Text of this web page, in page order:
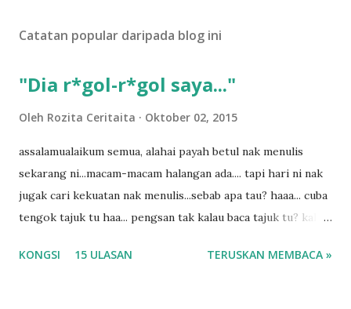
lCatatan popular daripada blog ini
"Dia r*gol-r*gol saya..."
Oleh Rozita Ceritaita Oktober 02, 2015
assalamualaikum semua, alahai payah betul nak menulis
sekarang ni...macam-macam halangan ada.... tapi hari ni nak
jugak cari kekuatan nak menulis...sebab apa tau? haaa... cuba
tengok tajuk tu haa... pengsan tak kalau baca tajuk tu? kalau
tau? yang sebut tu anak aku....diulangi ANAK AKU ....adoiiii
KONGSI 15 ULASAN TERUSKAN MEMBACA »